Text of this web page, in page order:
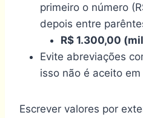
primeiro o número
depois entre
R$ 1.300,00
Evite abreviações
isso não é aceito
Escrever valores por